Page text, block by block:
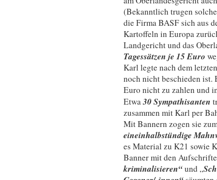
(Bekanntlich trugen
die Firma BASF sich aus
Kartoffeln in Europa
Landgericht und das
Tagessätzen je 15 Euro
Karl legte nach dem
noch nicht beschieden ist.
Euro nicht zu zahlen und
Etwa30 Sympathisanten
zusammen mit Karl per
Mit Bannern zogen sie
eineinhalbstündige
es Material zu K21 sowie
Banner mit den
kriminalisieren“und „